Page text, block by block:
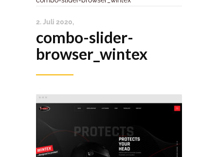
2. Juli 2020
combo-slider-
browser_wintex